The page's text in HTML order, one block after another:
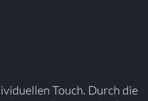
Touch. Durch die